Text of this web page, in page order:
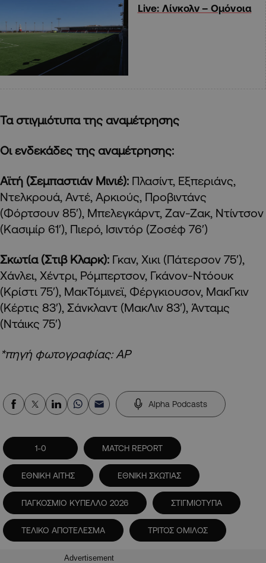
Live: Λίνκολν – Ομόνοια
Τα στιγμιότυπα της αναμέτρησης
Οι ενδεκάδες της αναμέτρησης:
Αϊτή (Σεμπαστιάν Μινιέ): Πλασίντ, Εξπεριάνς,
Ντελκρουά, Αντέ, Αρκιούς, Προβιντάνς
(Φόρτσουν 85′), Μπελεγκάρντ, Ζαν-Ζακ, Ντίντσον
(Κασιμίρ 61′), Πιερό, Ισιντόρ (Ζοσέφ 76′)
Σκωτία (Στιβ Κλαρκ): Γκαν, Χικι (Πάτερσον 75′),
Χάνλει, Χέντρι, Ρόμπερτσον, Γκάνον-Ντόουκ
(Κρίστι 75′), ΜακΤόμινεϊ, Φέργκιουσον, ΜακΓκιν
(Κέρτις 83′), Σάνκλαντ (ΜακΛιν 83′), Άνταμς
(Ντάικς 75′)
*πηγή φωτογραφίας: AP
Alpha Podcasts
1-0 MATCH REPORT
ΕΘΝΙΚΗ ΑΙΤΗΣ ΕΘΝΙΚΗ ΣΚΩΤΙΑΣ
ΠΑΓΚΟΣΜΙΟ ΚΥΠΕΛΛΟ 2026 ΣΤΙΓΜΙΟΤΥΠΑ
ΤΕΛΙΚΟ ΑΠΟΤΕΛΕΣΜΑ ΤΡΙΤΟΣ ΟΜΙΛΟΣ
Advertisement